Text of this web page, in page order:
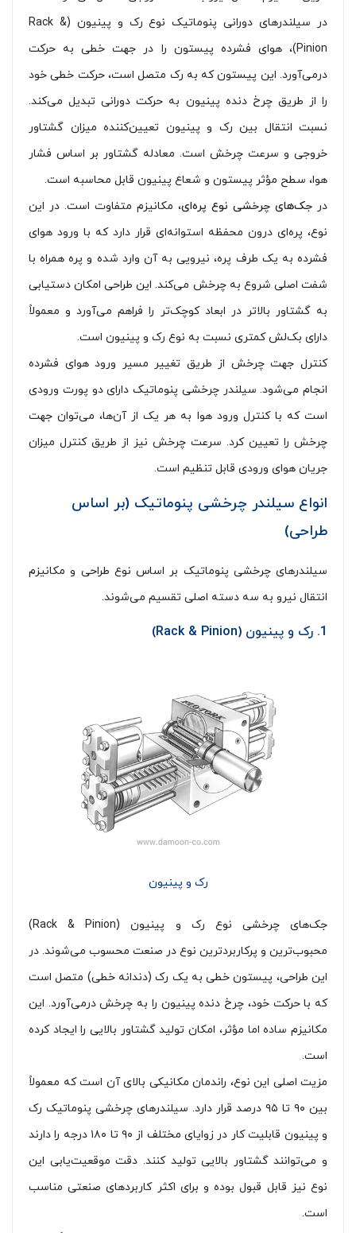
در سیلندرهای دورانی پنوماتیک نوع رک و پینیون (Rack &
Pinion)، هوای فشرده پیستون را در جهت خطی به حرکت
درمی‌آورد. این پیستون که به رک متصل است، حرکت خطی خود
را از طریق چرخ دنده پینیون به حرکت دورانی تبدیل می‌کند.
نسبت انتقال بین رک و پینیون تعیین‌کننده میزان گشتاور
خروجی و سرعت چرخش است. معادله گشتاور بر اساس فشار
هوا، سطح مؤثر پیستون و شعاع پینیون قابل محاسبه است.
در جک‌های چرخشی نوع پره‌ای، مکانیزم متفاوت است. در این
نوع، پره‌ای درون محفظه استوانه‌ای قرار دارد که با ورود هوای
فشرده به یک طرف پره، نیرویی به آن وارد شده و پره همراه با
شفت اصلی شروع به چرخش می‌کند. این طراحی امکان دستیابی
به گشتاور بالاتر در ابعاد کوچک‌تر را فراهم می‌آورد و معمولاً
دارای بک‌لش کمتری نسبت به نوع رک و پینیون است.
کنترل جهت چرخش از طریق تغییر مسیر ورود هوای فشرده
انجام می‌شود. سیلندر چرخشی پنوماتیک دارای دو پورت ورودی
است که با کنترل ورود هوا به هر یک از آن‌ها، می‌توان جهت
چرخش را تعیین کرد. سرعت چرخش نیز از طریق کنترل میزان
جریان هوای ورودی قابل تنظیم است.
انواع سیلندر چرخشی پنوماتیک (بر اساس
طراحی)
سیلندرهای چرخشی پنوماتیک بر اساس نوع طراحی و مکانیزم
انتقال نیرو به سه دسته اصلی تقسیم می‌شوند.
1. رک و پینیون (Rack & Pinion)
رک و پینیون
جک‌های چرخشی نوع رک و پینیون (Rack & Pinion)
محبوب‌ترین و پرکاربردترین نوع در صنعت محسوب می‌شوند. در
این طراحی، پیستون خطی به یک رک (دندانه خطی) متصل است
که با حرکت خود، چرخ دنده پینیون را به چرخش درمی‌آورد. این
مکانیزم ساده اما مؤثر، امکان تولید گشتاور بالایی را ایجاد کرده
است.
مزیت اصلی این نوع، راندمان مکانیکی بالای آن است که معمولاً
بین ۹۰ تا ۹۵ درصد قرار دارد. سیلندرهای چرخشی پنوماتیک رک
و پینیون قابلیت کار در زوایای مختلف از ۹۰ تا ۱۸۰ درجه را دارند
و می‌توانند گشتاور بالایی تولید کنند. دقت موقعیت‌یابی این
نوع نیز قابل قبول بوده و برای اکثر کاربردهای صنعتی مناسب
است.